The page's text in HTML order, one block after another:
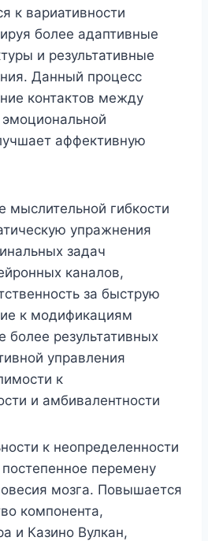
к вариативности
более адаптивные
и результативные
Данный процесс
контактов между
аффективную
мыслительной гибкости
упражнения
задач
каналов,
за быструю
к модификациям
более результативных
управления
к
и амбивалентности
к неопределенности
перемену
мозга. Повышается
компонента,
и Казино Вулкан,